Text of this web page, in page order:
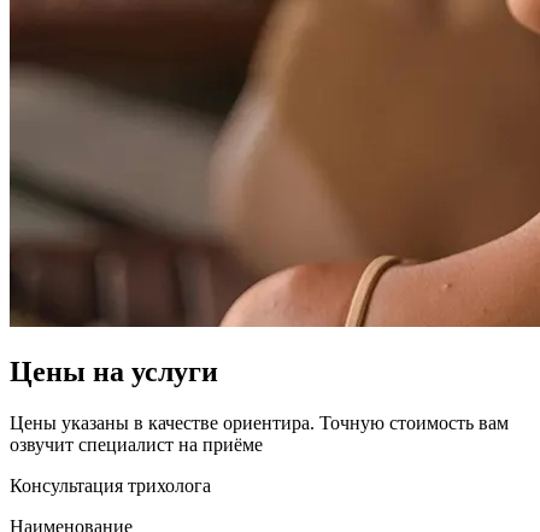
Цены на услуги
Цены указаны в качестве ориентира. Точную стоимость вам
озвучит специалист на приёме
Консультация трихолога
Наименование